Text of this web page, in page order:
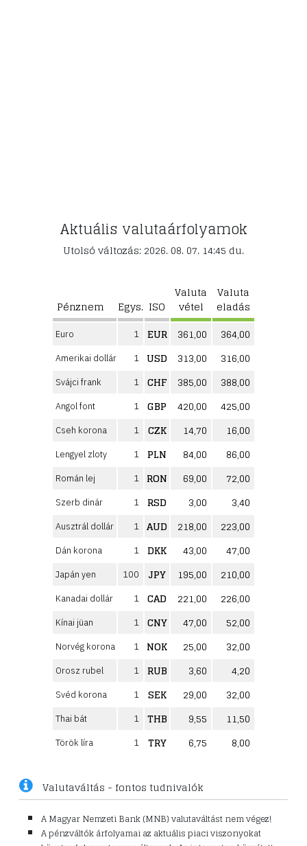
Aktuális valutaárfolyamok
Utolsó változás: 2026. 08. 07. 14:45 du.
Pénznem Egys. ISO
Valuta
vétel
Valuta
eladás
Euro 1 EUR 361,00 364,00
Amerikai dollár 1 USD 313,00 316,00
Svájci frank 1 CHF 385,00 388,00
Angol font 1 GBP 420,00 425,00
Cseh korona 1 CZK 14,70 16,00
Lengyel zloty 1 PLN 84,00 86,00
Román lej 1 RON 69,00 72,00
Szerb dinár 1 RSD 3,00 3,40
Ausztrál dollár 1 AUD 218,00 223,00
Dán korona 1 DKK 43,00 47,00
Japán yen 100 JPY 195,00 210,00
Kanadai dollár 1 CAD 221,00 226,00
Kínai jüan 1 CNY 47,00 52,00
Norvég korona 1 NOK 25,00 32,00
Orosz rubel 1 RUB 3,60 4,20
Svéd korona 1 SEK 29,00 32,00
Thai bát 1 THB 9,55 11,50
Török líra 1 TRY 6,75 8,00
Valutaváltás - fontos tudnivalók
A Magyar Nemzeti Bank (MNB) valutaváltást nem végez!
A pénzváltók árfolyamai az aktuális piaci viszonyokat